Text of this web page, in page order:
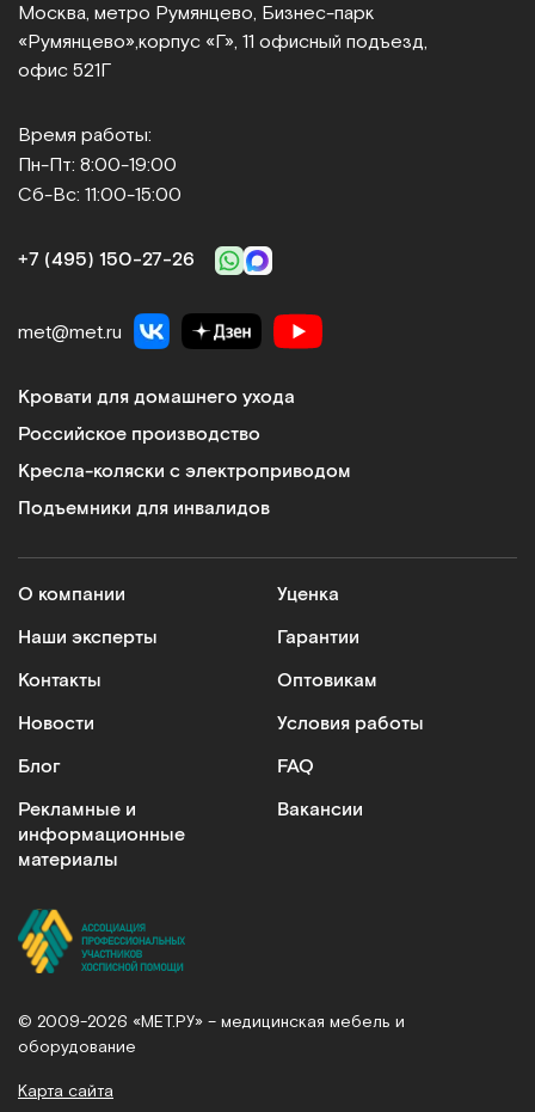
Москва, метро Румянцево, Бизнес‑парк
«Румянцево», корпус «Г», 11 офисный подъезд,
офис 521Г
Время работы:
Пн-Пт: 8:00-19:00
Сб-Вс: 11:00-15:00
+7 (495) 150‑27‑26
met@met.ru
Кровати для домашнего ухода
Российское производство
Кресла-коляски с электроприводом
Подъемники для инвалидов
О компании
Наши эксперты
Контакты
Новости
Блог
Рекламные и
информационные
материалы
Уценка
Гарантии
Оптовикам
Условия работы
FAQ
Вакансии
© 2009-2026 «МЕТ.РУ» – медицинская мебель и
оборудование
Карта сайта